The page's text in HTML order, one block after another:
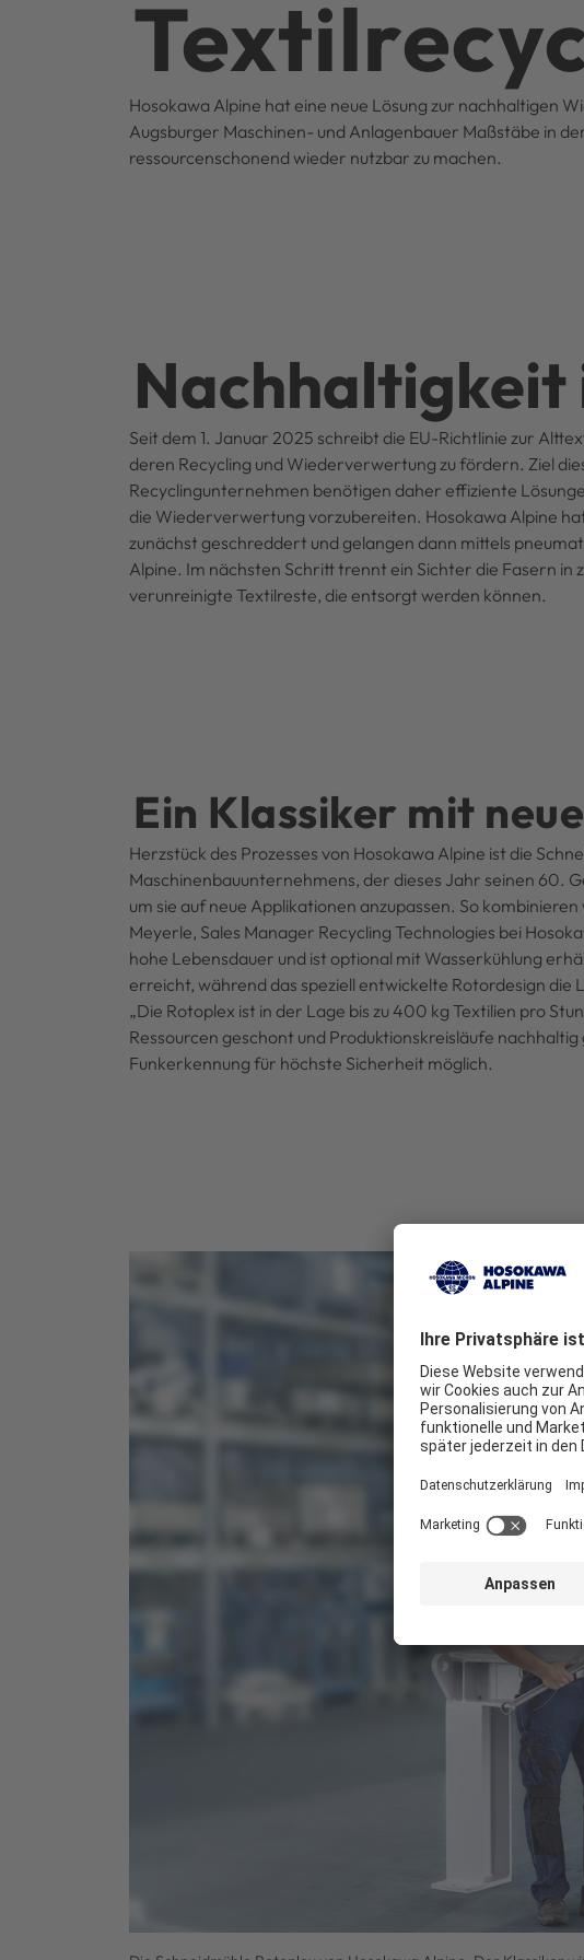
Hosokawa Alpine hat eine neue Lösung zur nachhaltigen
Augsburger Maschinen- und Anlagenbauer Maßstäbe in
ressourcenschonend wieder nutzbar zu machen.
Nachhaltigkeit
Seit dem 1. Januar 2025 schreibt die EU-Richtlinie zur
deren Recycling und Wiederverwertung zu fördern. Ziel
Recyclingunternehmen benötigen daher effiziente
die Wiederverwertung vorzubereiten. Hosokawa Alpine
zunächst geschreddert und gelangen dann mittels
Alpine. Im nächsten Schritt trennt ein Sichter die Fasern
verunreinigte Textilreste, die entsorgt werden können.
Ein Klassiker mit
Herzstück des Prozesses von Hosokawa Alpine ist die
Maschinenbauunternehmens, der dieses Jahr seinen 60.
um sie auf neue Applikationen anzupassen. So
Meyerle, Sales Manager Recycling Technologies bei
hohe Lebensdauer und ist optional mit Wasserkühlung
erreicht, während das speziell entwickelte Rotordesign die
„Die Rotoplex ist in der Lage bis zu 400 kg Textilien pro
Ressourcen geschont und Produktionskreisläufe
Funkerkennung für höchste Sicherheit möglich.